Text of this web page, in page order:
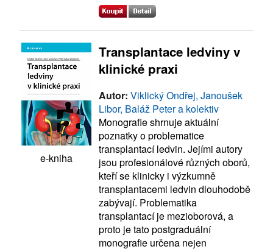
e-kniha
Transplantace ledviny v
klinické praxi
Autor: Viklický Ondřej, Janoušek
Libor, Baláž Peter a kolektiv
Monografie shrnuje aktuální
poznatky o problematice
transplantací ledvin. Jejími autory
jsou profesionálové různých oborů,
kteří se klinicky i výzkumně
transplantacemi ledvin dlouhodobě
zabývají. Problematika
transplantací je mezioborová, a
proto je tato postgraduální
monografie určena nejen